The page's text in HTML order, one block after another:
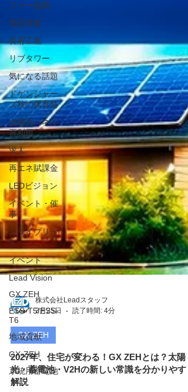
ファー福岡
製品考察
長府工産
リブタワー
気になる話題
ドゲンジャー
ズ秋の体育祭
太陽光パネル
再利用
求人
再エネ賦課金
LEDビジョン
イベント・催
事
トライブリッ
ド
イベント
Lead Vision
GX ZEH
ESS-T5/ESS-
T6
地域貢献
GX-ZEH
系統用蓄電池
株式会社Leadスタッフ
3月25日
読了時間: 4分
GX-ZEH